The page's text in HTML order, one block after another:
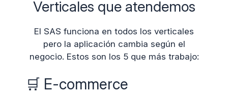
Verticales que atendemos
El SAS funciona en todos los verticales
pero la aplicación cambia según el
negocio. Estos son los 5 que más trabajo:
🛒 E-commerce